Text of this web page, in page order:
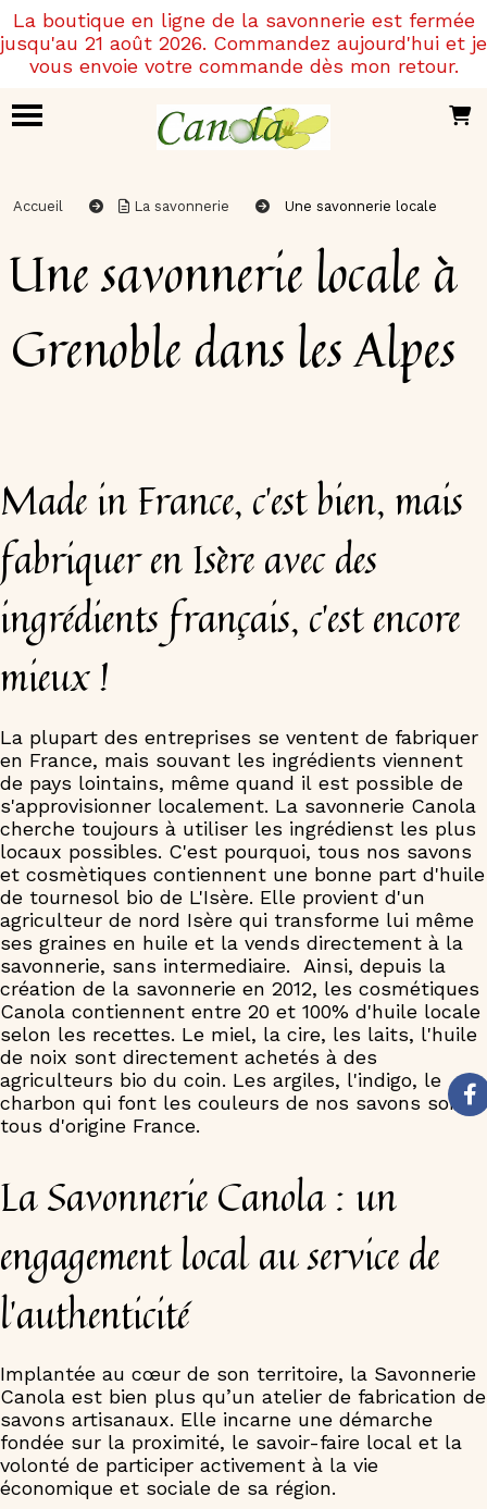
La boutique en ligne de la savonnerie est fermée
jusqu'au 21 août 2026. Commandez aujourd'hui et je
vous envoie votre commande dès mon retour.
Accueil La savonnerie Une savonnerie locale
Une savonnerie locale à
Grenoble dans les Alpes
Made in France, c'est bien, mais
fabriquer en Isère avec des
ingrédients français, c'est encore
mieux !
La plupart des entreprises se ventent de fabriquer
en France, mais souvant les ingrédients viennent
de pays lointains, même quand il est possible de
s'approvisionner localement. La savonnerie Canola
cherche toujours à utiliser les ingrédienst les plus
locaux possibles. C'est pourquoi, tous nos savons
et cosmètiques contiennent une bonne part d'huile
de tournesol bio de L'Isère. Elle provient d'un
agriculteur de nord Isère qui transforme lui même
ses graines en huile et la vends directement à la
savonnerie, sans intermediaire. Ainsi, depuis la
création de la savonnerie en 2012, les cosmétiques
Canola contiennent entre 20 et 100% d'huile locale
selon les recettes. Le miel, la cire, les laits, l'huile
de noix sont directement achetés à des
agriculteurs bio du coin. Les argiles, l'indigo, le
charbon qui font les couleurs de nos savons sont
tous d'origine France.
La Savonnerie Canola : un
engagement local au service de
l’authenticité
Implantée au cœur de son territoire, la Savonnerie
Canola est bien plus qu’un atelier de fabrication de
savons artisanaux. Elle incarne une démarche
fondée sur la proximité, le savoir-faire local et la
volonté de participer activement à la vie
économique et sociale de sa région.